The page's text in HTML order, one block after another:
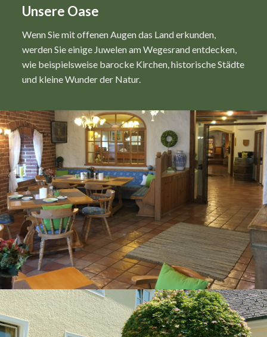
Unsere Oase
Wenn Sie mit offenen Augen das Land erkunden,
werden Sie einige Juwelen am Wegesrand entdecken,
wie beispielsweise barocke Kirchen, historische Städte
und kleine Wunder der Natur.